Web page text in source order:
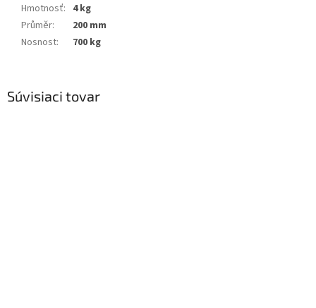
Súvisiaci tovar
Hmotnosť: 4 kg
Průměr:
200 mm
Nosnost: 700 kg